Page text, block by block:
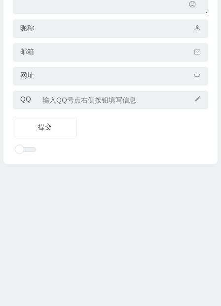
昵称
邮箱
网址
QQ